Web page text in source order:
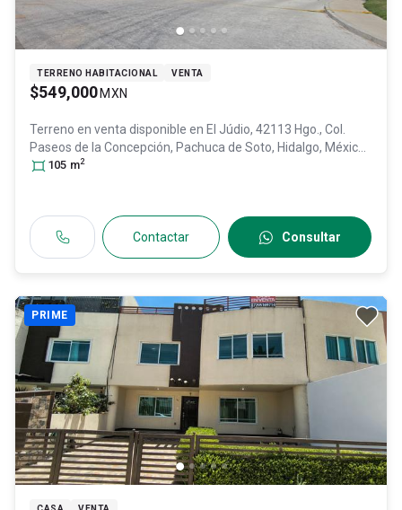
TERRENO HABITACIONAL VENTA
$549,000 MXN
Terreno en venta disponible en El Júdio, 42113 Hgo., Col.
Paseos de la Concepción, Pachuca de Soto, Hidalgo, México
C.P. 42113
105 m2
Contactar Consultar
PRIME